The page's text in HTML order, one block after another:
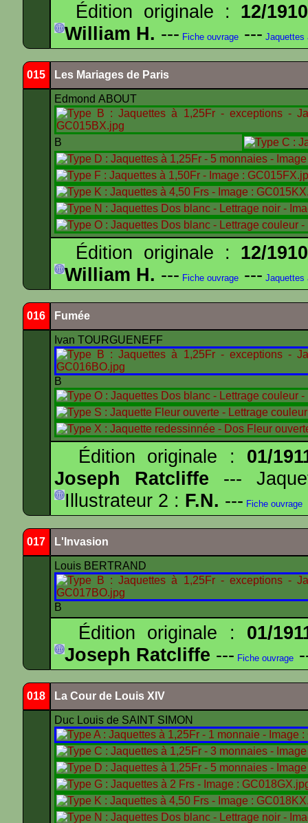
Édition originale : 12/1910
William H. --- Fiche ouvrage --- Jaquettes
015 Les Mariages de Paris
Edmond ABOUT
B
Édition originale : 12/1910
William H. --- Fiche ouvrage --- Jaquettes
016 Fumée
Ivan TOURGUENEFF
B
Édition originale : 01/
Joseph Ratcliffe ---
Illustrateur 2 : F.N. --- Fiche ouvrage
017 L'Invasion
Louis BERTRAND
B
Édition originale : 01/
Joseph Ratcliffe --- Fiche ouvrage
018 La Cour de Louis XIV
Duc Louis de SAINT SIMON